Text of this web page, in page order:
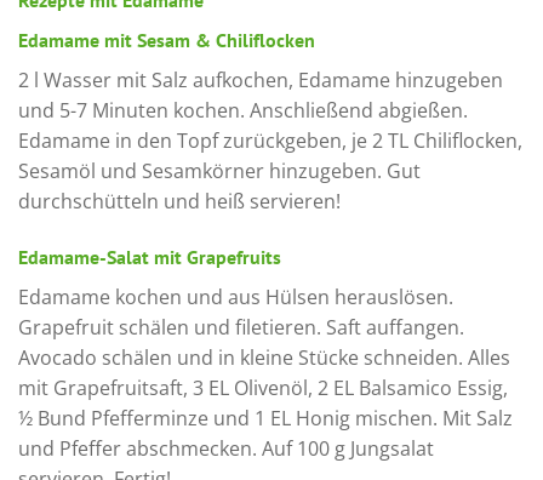
Edamame mit Sesam & Chiliflocken
2 l Wasser mit Salz aufkochen, Edamame hinzugeben
und 5-7 Minuten kochen. Anschließend abgießen.
Edamame in den Topf zurückgeben, je 2 TL Chiliflocken,
Sesamöl und Sesamkörner hinzugeben. Gut
durchschütteln und heiß servieren!
Edamame-Salat mit Grapefruits
Edamame kochen und aus Hülsen herauslösen.
Grapefruit schälen und filetieren. Saft auffangen.
Avocado schälen und in kleine Stücke schneiden. Alles
mit Grapefruitsaft, 3 EL Olivenöl, 2 EL Balsamico Essig,
½ Bund Pfefferminze und 1 EL Honig mischen. Mit Salz
und Pfeffer abschmecken. Auf 100 g Jungsalat